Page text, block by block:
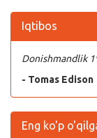
Iqtibos
Donishmandlik
- Tomas Edison
Eng ko'p